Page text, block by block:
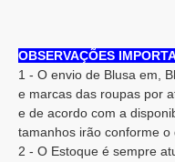
OBSERVAÇÕES
1 - O envio de Blusa em,
e marcas das roupas por
e de acordo com a
tamanhos irão conforme o
2 - O Estoque é sempre